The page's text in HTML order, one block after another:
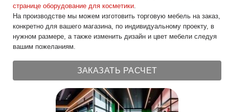
странице оборудование для косметики.
На производстве мы можем изготовить торговую мебель на заказ,
конкретно для вашего магазина, по индивидуальному проекту, в
нужном размере, а также изменить дизайн и цвет мебели следуя
вашим пожеланиям.
ЗАКАЗАТЬ РАСЧЕТ